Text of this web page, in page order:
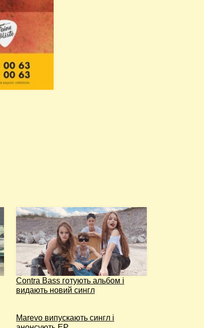
Contra Bass готують альбом і
видають новий сингл
Marevo випускають сингл і